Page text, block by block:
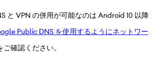
と VPN の併用が可能なのは Android 10 以降
Public DNS を使用するようにネットワー
ご確認ください。